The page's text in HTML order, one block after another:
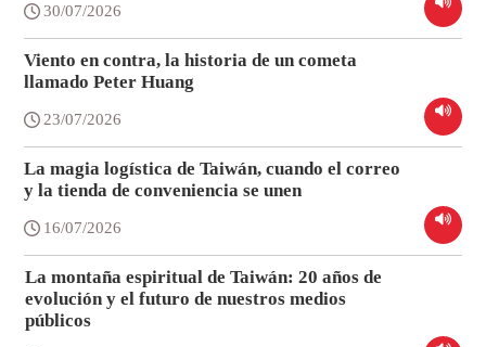
30/07/2026
Viento en contra, la historia de un cometa
llamado Peter Huang
23/07/2026
La magia logística de Taiwán, cuando el correo
y la tienda de conveniencia se unen
16/07/2026
La montaña espiritual de Taiwán: 20 años de
evolución y el futuro de nuestros medios
públicos